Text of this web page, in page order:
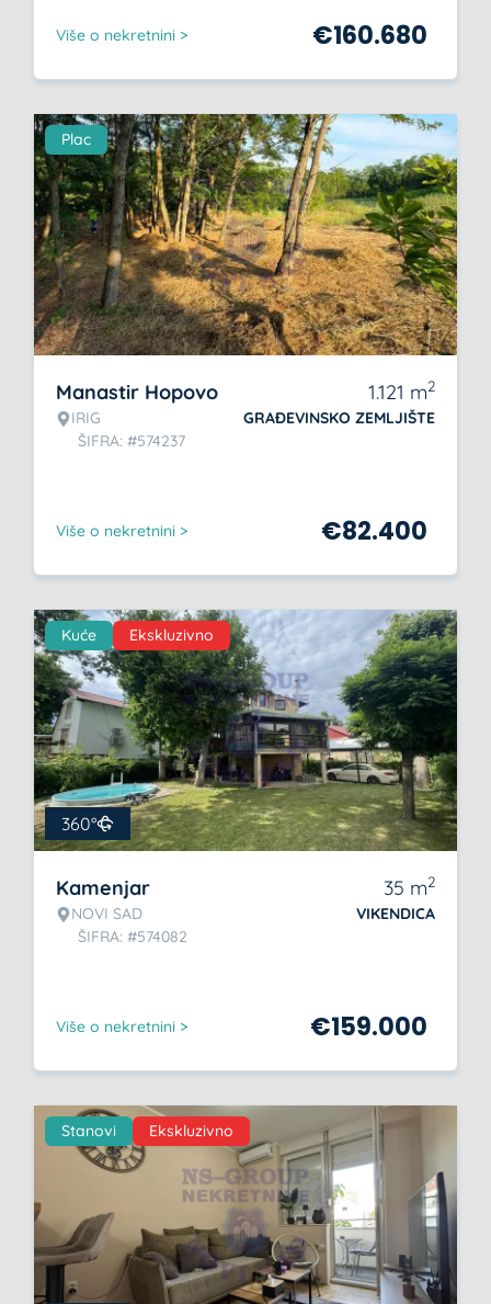
Više o nekretnini > €160.680
Plac
Manastir Hopovo
IRIG
ŠIFRA: #574237
1.121 m2
GRAĐEVINSKO ZEMLJIŠTE
Više o nekretnini > €82.400
Kuće Ekskluzivno
360°
Kamenjar
NOVI SAD
ŠIFRA: #574082
35 m2
VIKENDICA
Više o nekretnini > €159.000
Stanovi Ekskluzivno